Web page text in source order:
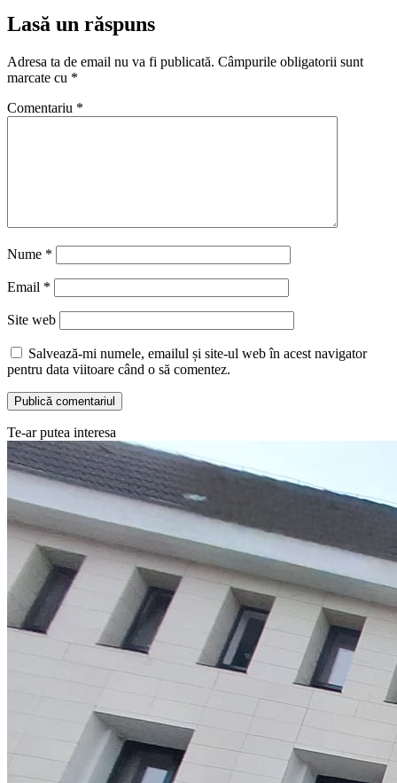
Lasă un răspuns
Adresa ta de email nu va fi publicată. Câmpurile obligatorii sunt
marcate cu *
Comentariu *
Nume *
Email *
Site web
Salvează-mi numele, emailul și site-ul web în acest navigator
pentru data viitoare când o să comentez.
Te-ar putea interesa